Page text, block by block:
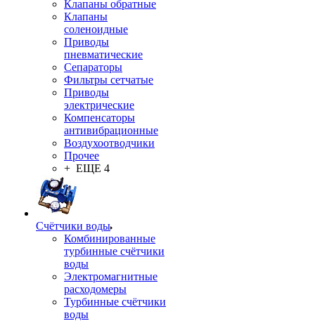
Клапаны обратные
Клапаны
соленоидные
Приводы
пневматические
Сепараторы
Фильтры сетчатые
Приводы
электрические
Компенсаторы
антивибрационные
Воздухоотводчики
Прочее
+ ЕЩЕ 4
Счётчики воды
Комбинированные
турбинные счётчики
воды
Электромагнитные
расходомеры
Турбинные счётчики
воды